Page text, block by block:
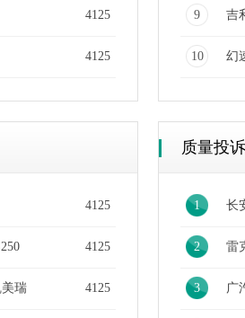
4125
4125
9 吉
10 幻
4125
4125
4125
瑞
质量投
1 长
2 雷
3 广